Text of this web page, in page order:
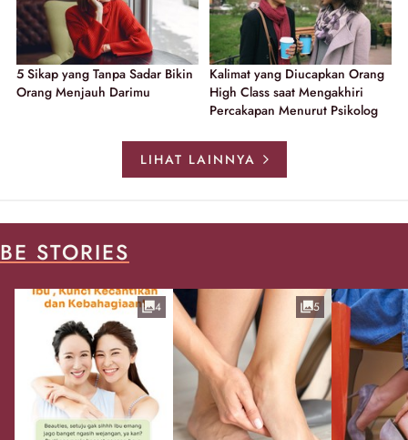
5 Sikap yang Tanpa Sadar Bikin
Orang Menjauh Darimu
Kalimat yang Diucapkan Orang
High Class saat Mengakhiri
Percakapan Menurut Psikolog
LIHAT LAINNYA
BE STORIES
4 5